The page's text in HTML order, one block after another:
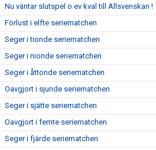
Nu väntar slutspel o ev kval till Allsvenskan !
Förlust i elfte seriematchen
Seger i tionde seriematchen
Seger i nionde seriematchen
Seger i åttonde seriematchen
Oavgjort i sjunde seriematchen
Seger i sjätte seriematchen
Oavgjort i femte seriematchen
Seger i fjärde seriematchen